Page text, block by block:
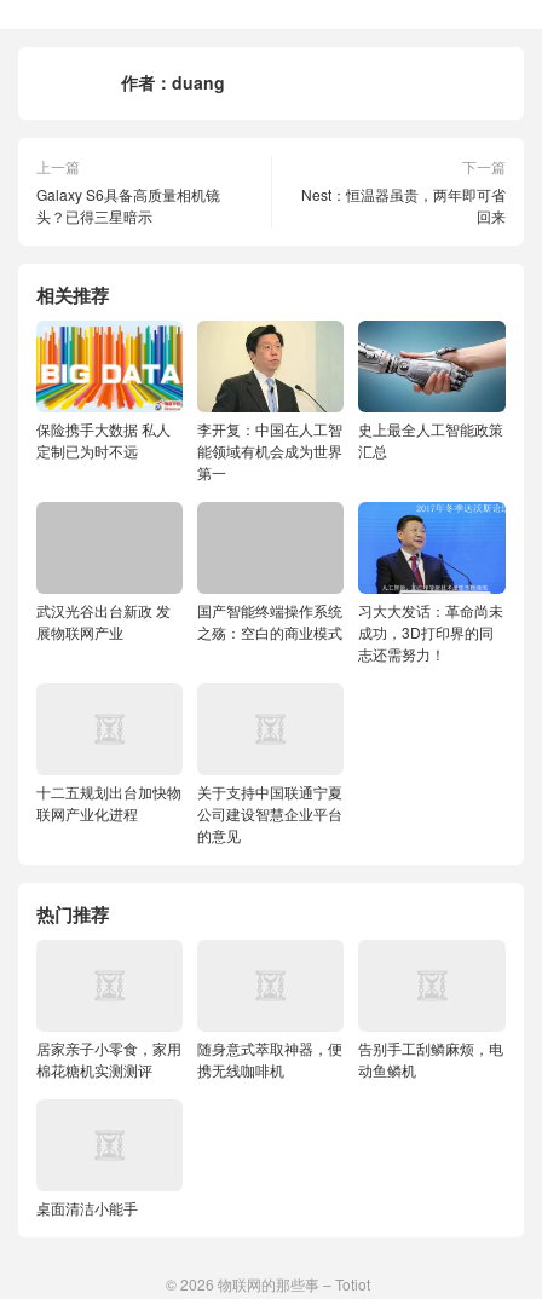
作者： duang
上一篇
Galaxy S6具备高质量相机镜
头？已得三星暗示
下一篇
Nest：恒温器虽贵，两年即可省
回来
相关推荐
保险携手大数据 私人
定制已为时不远
李开复：中国在人工智
能领域有机会成为世界
第一
史上最全人工智能政策
汇总
武汉光谷出台新政 发
展物联网产业
国产智能终端操作系统
之殇：空白的商业模式
习大大发话：革命尚未
成功，3D打印界的同
志还需努力！
十二五规划出台加快物
联网产业化进程
关于支持中国联通宁夏
公司建设智慧企业平台
的意见
热门推荐
居家亲子小零食，家用
棉花糖机实测测评
随身意式萃取神器，便
携无线咖啡机
告别手工刮鳞麻烦，电
动鱼鳞机
桌面清洁小能手
© 2026 物联网的那些事 – Totiot